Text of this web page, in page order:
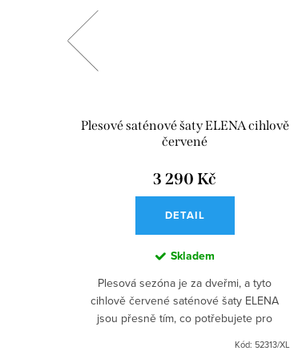
Plesové saténové šaty ELENA cihlově
červené
3 290 Kč
DETAIL
Skladem
Plesová sezóna je za dveřmi, a tyto
cihlově červené saténové šaty ELENA
jsou přesně tím, co potřebujete pro
večer. S jejich dlouhou sukní se...
Kód: 52313/XL